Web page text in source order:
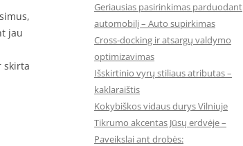
jau
skirta
Geriausias pasirinkimas parduodant
automobilį – Auto supirkimas
Cross-docking ir atsargų valdymo
optimizavimas
Išskirtinio vyrų stiliaus atributas –
kaklaraištis
Kokybiškos vidaus durys Vilniuje
Tikrumo akcentas Jūsų erdvėje –
Paveikslai ant drobės: